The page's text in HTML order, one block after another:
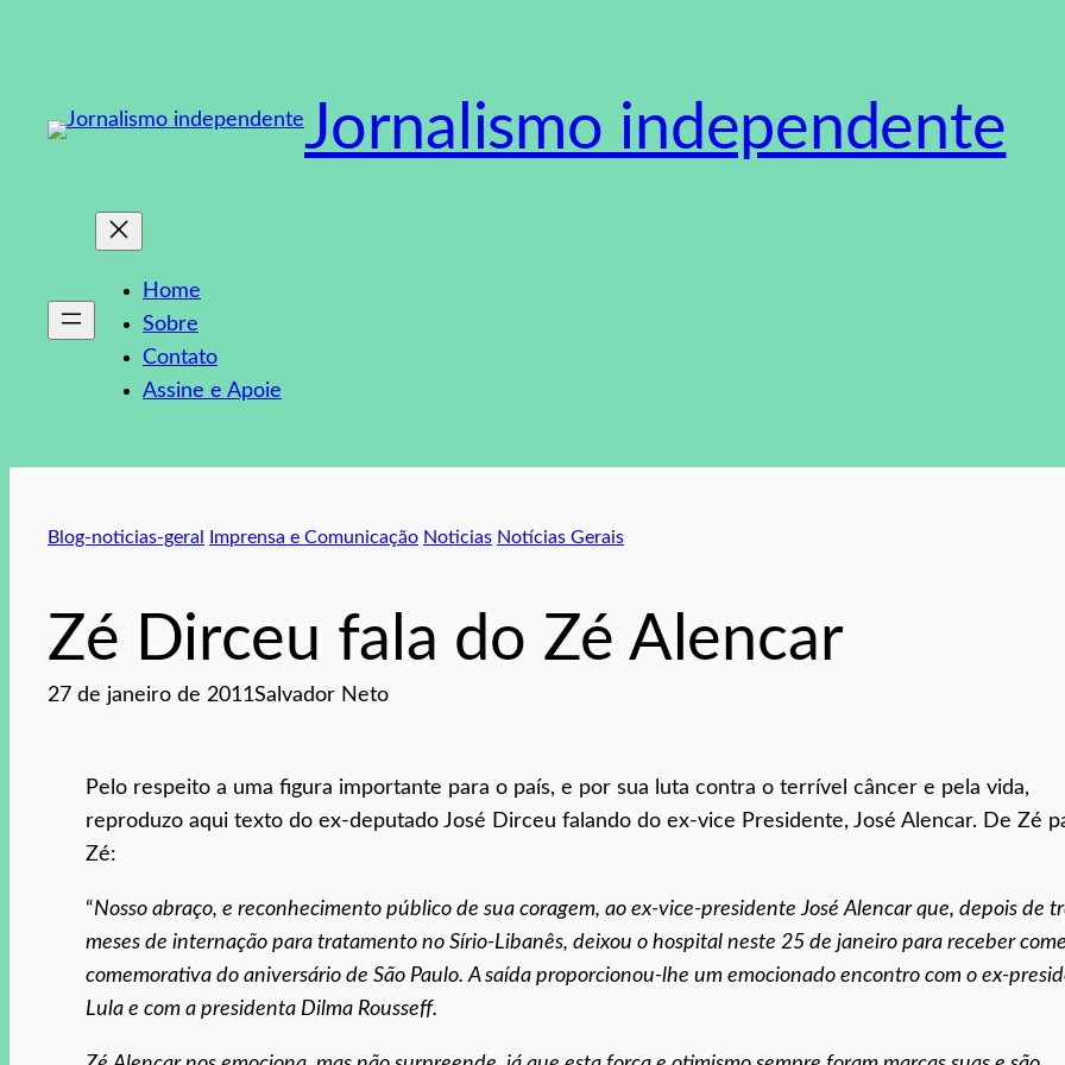
conteúdo
Jornalismo independente
Home
Sobre
Contato
Assine e Apoie
Blog-noticias-geral Imprensa e Comunicação Noticias Notícias Gerais
Zé Dirceu fala do Zé Alencar
27 de janeiro de 2011Salvador Neto
Pelo respeito a uma figura importante para o país, e por sua luta contra o terrível câncer e pela vida,
reproduzo aqui texto do ex-deputado José Dirceu falando do ex-vice Presidente, José Alencar. De Zé
Zé:
“Nosso abraço, e reconhecimento público de sua coragem, ao ex-vice-presidente José Alencar que, depois de
meses de internação para tratamento no Sírio-Libanês, deixou o hospital neste 25 de janeiro para receber
comemorativa do aniversário de São Paulo. A saída proporcionou-lhe um emocionado encontro com o ex-
Lula e com a presidenta Dilma Rousseff.